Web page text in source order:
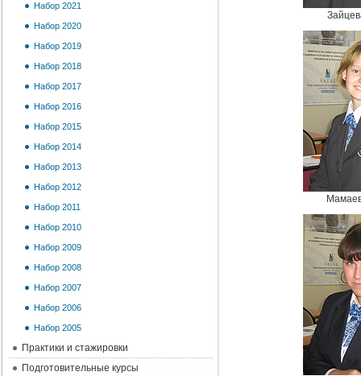
Набор 2021
Набор 2020
Набор 2019
Набор 2018
Набор 2017
Набор 2016
Набор 2015
Набор 2014
Набор 2013
Набор 2012
Набор 2011
Набор 2010
Набор 2009
Набор 2008
Набор 2007
Набор 2006
Набор 2005
Практики и стажировки
Подготовительные курсы